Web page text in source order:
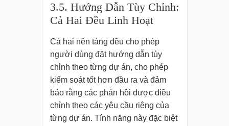
3.5. Hướng Dẫn Tùy Chỉnh:
Cả Hai Đều Linh Hoạt
Cả hai nền tảng đều cho phép
người dùng đặt hướng dẫn tùy
chỉnh theo từng dự án, cho phép
kiểm soát tốt hơn đầu ra và đảm
bảo rằng các phản hồi được điều
chỉnh theo các yêu cầu riêng của
từng dự án. Tính năng này đặc biệt